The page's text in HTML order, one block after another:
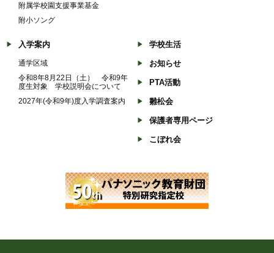
附属学校園支援事業基金
附小ソング
入学案内
通学区域
令和8年8月22日（土） 令和9年
度生対象 学校説明会について
2027年(令和9年)度入学調査案内
学校生活
お知らせ
PTA活動
雛松会
保護者専用ページ
こぼれ会